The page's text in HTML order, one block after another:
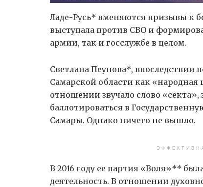
Ладе-Русь* вменяются призывы к
выступала против СВО и
армии, так и госслужбе в целом.
Светлана Пеунова*, впоследствии
Самарской области как «народная
отношении звучало слово «секта»,
баллотироваться в
Самары. Однако ничего не вышло.
В 2016 году ее партия «Воля»**
деятельность. В отношении